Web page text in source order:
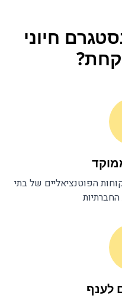
חיוני
?
הפוטנציאליים שלבתי
לענף